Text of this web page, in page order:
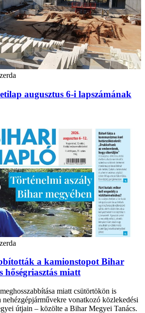
augusztus 6-i lapszámának
a kamionstopot Bihar
hőségriasztás miatt
miatt csütörtökön is
nehézgépjárművekre vonatkozó közlekedési
útjain – közölte a Bihar Megyei Tanács.